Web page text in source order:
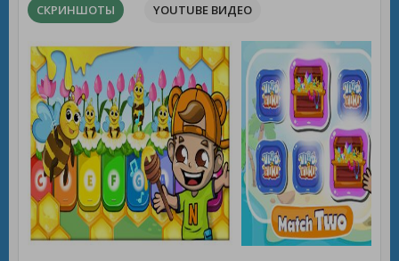
СКРИНШОТЫ YOUTUBE ВИДЕО